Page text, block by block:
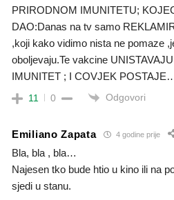
PRIRODNOM IMUNITETU;
DAO:Danas na tv samo
,koji kako vidimo nista ne pomaze
oboljevaju.Te vakcine
IMUNITET ; I COVJEK POSTAJE
11 0 Odgovori
Emiliano Zapata 4 godine prije
Bla, bla , bla…
Najesen tko bude htio u kino ili na
sjedi u stanu.